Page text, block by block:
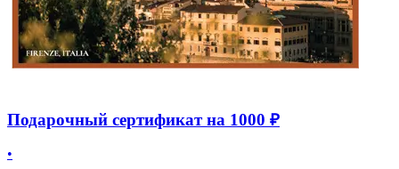
Подарочный сертификат на 1000 ₽
•